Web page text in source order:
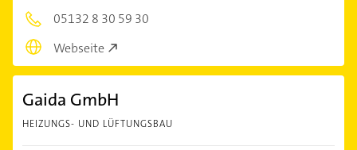
05132 8 30 59 30
Webseite
Gaida GmbH
HEIZUNGS- UND LÜFTUNGSBAU